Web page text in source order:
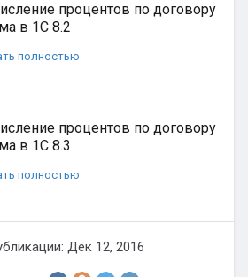
процентов по договору
в 1С 8.2
полностью
процентов по договору
в 1С 8.3
полностью
Дек 12, 2016